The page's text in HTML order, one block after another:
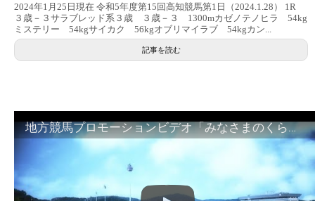
2024年1月25日現在 令和5年度第15回高知競馬第1日（2024.1.28） 1R
３歳－３サラブレッド系３歳 ３歳－３ 1300mカゼノテノヒラ 54kg
ミステリー 54kgサイカク 56kgオブリマイラブ 54kgカン...
記事を読む
地方競馬プロモーションビデオ「みなさまのくらしのために」30秒篇｜NAR公式